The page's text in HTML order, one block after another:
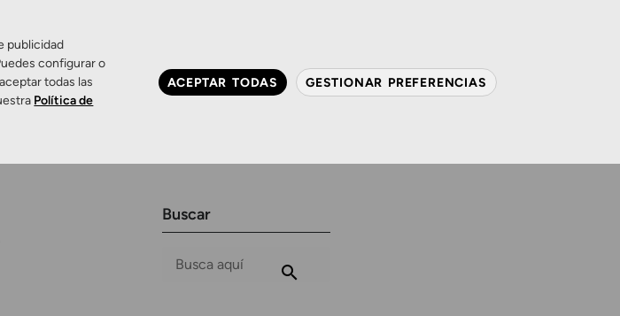
de miopía Contactología avanzada Audiología Gafas y mucho más
Buscar
publicidad
configurar o
todas las
Política de
ACEPTAR TODAS GESTIONAR PREFERENCIAS